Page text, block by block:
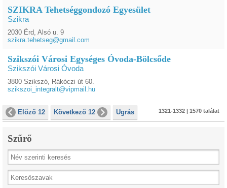
SZIKRA Tehetséggondozó Egyesület
Szikra
2030 Érd, Alsó u. 9
szikra.tehetseg@gmail.com
Szikszói Városi Egységes Óvoda-Bölcsőde
Szikszói Városi Óvoda
3800 Szikszó, Rákóczi út 60.
szikszoi_integralt@vipmail.hu
Előző 12 Következő 12 Ugrás 1321-1332 | 1570 találat
Szűrő